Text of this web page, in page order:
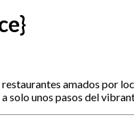
amados por
solo unos pasos del